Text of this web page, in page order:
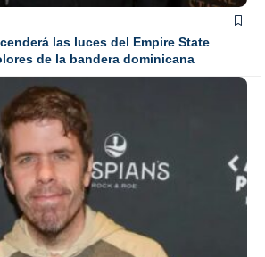
las luces del Empire State
de la bandera dominicana